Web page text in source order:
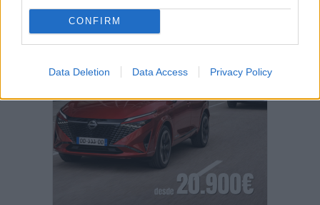
CONFIRM
Data Deletion Data Access Privacy Policy